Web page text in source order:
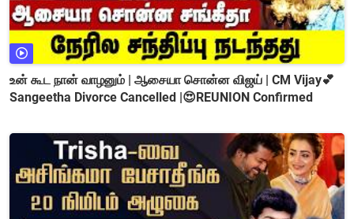
உன் கூட நான் வாழனும் | ஆசையா சொன்ன விஜய் | CM Vijay💕
Sangeetha Divorce Cancelled |😍REUNION Confirmed